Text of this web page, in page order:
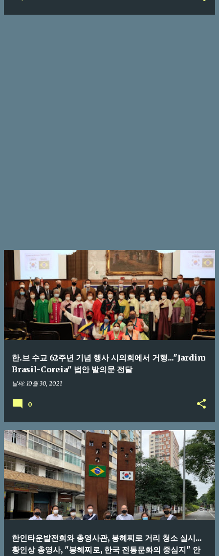
한.브 수교 62주년 기념 행사 시의회에서 거행..."Jardim
Brasil-Coreia" 법안 발의문 전달
날짜: 10월 30, 2021
0
한인타운발전회와 총영사관, 봉헤찌로 거리 청소 실시...
황인상 총영사, "봉헤찌로, 한국 전통문화의 중심지" 안